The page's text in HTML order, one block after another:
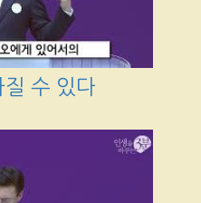
수 있다